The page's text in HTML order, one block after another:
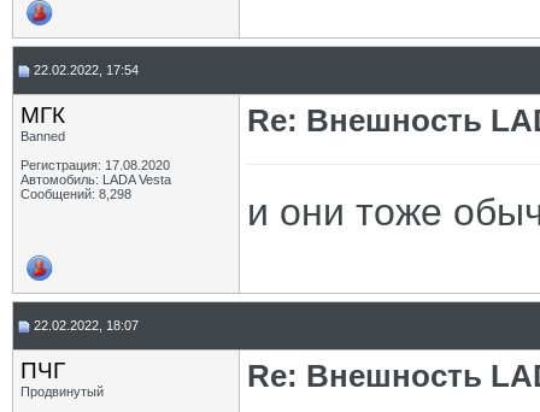
22.02.2022, 17:54
МГК
Banned
Регистрация: 17.08.2020
Автомобиль: LADA Vesta
Сообщений: 8,298
Re: Внешность
и они тоже
22.02.2022, 18:07
ПЧГ
Продвинутый
Re: Внешность